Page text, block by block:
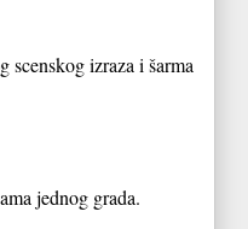
scenskog izraza i šarma
jednog grada.